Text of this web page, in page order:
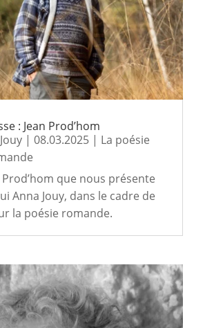
: Jean Prod’hom
| 08.03.2025| La poésie
Prod’hom que nous présente
Anna Jouy, dans le cadre de
la poésie romande.